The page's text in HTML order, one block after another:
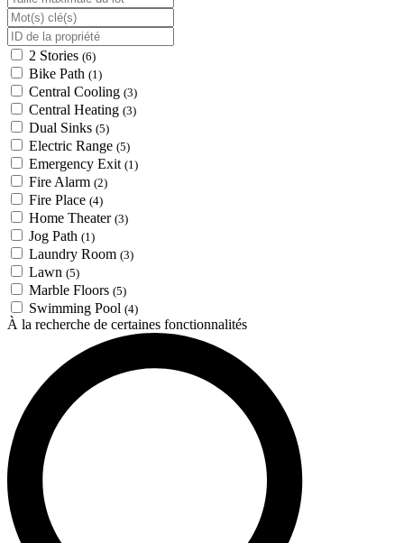
2 Stories (6)
Bike Path (1)
Central Cooling (3)
Central Heating (3)
Dual Sinks (5)
Electric Range (5)
Emergency Exit (1)
Fire Alarm (2)
Fire Place (4)
Home Theater (3)
Jog Path (1)
Laundry Room (3)
Lawn (5)
Marble Floors (5)
Swimming Pool (4)
À la recherche de certaines fonctionnalités